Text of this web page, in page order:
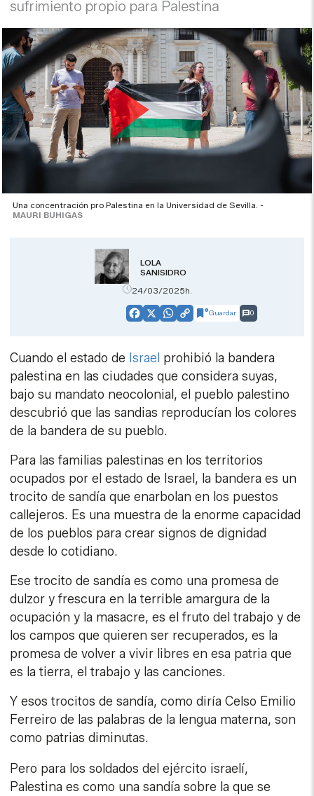
sufrimiento propio para Palestina
Una concentración pro Palestina en la Universidad de Sevilla. -
MAURI BUHIGAS
LOLA
SANISIDRO
24/03/2025h.
Facebook
X WhatsApp
CopyGuardar 0
Cuando el estado de Israel prohibió la bandera
palestina en las ciudades que considera suyas,
bajo su mandato neocolonial, el pueblo palestino
descubrió que las sandias reproducían los colores
de la bandera de su pueblo.
Para las familias palestinas en los territorios
ocupados por el estado de Israel, la bandera es un
trocito de sandía que enarbolan en los puestos
callejeros. Es una muestra de la enorme capacidad
de los pueblos para crear signos de dignidad
desde lo cotidiano.
Ese trocito de sandía es como una promesa de
dulzor y frescura en la terrible amargura de la
ocupación y la masacre, es el fruto del trabajo y de
los campos que quieren ser recuperados, es la
promesa de volver a vivir libres en esa patria que
es la tierra, el trabajo y las canciones.
Y esos trocitos de sandía, como diría Celso Emilio
Ferreiro de las palabras de la lengua materna, son
como patrias diminutas.
Pero para los soldados del ejército israelí,
Palestina es como una sandía sobre la que se